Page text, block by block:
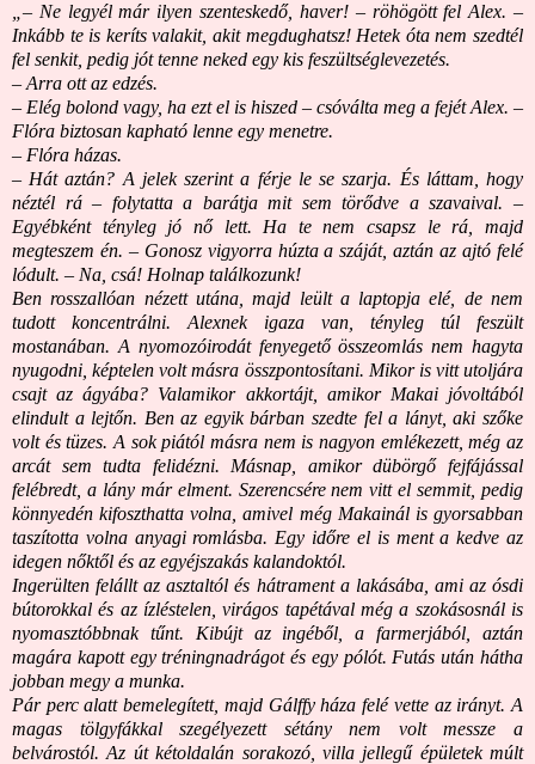
„– Ne legyél már ilyen szenteskedő, haver! ‒ röhögött fel Alex. ‒
Inkább te is keríts valakit, akit megdughatsz! Hetek óta nem szedtél
fel senkit, pedig jót tenne neked egy kis feszültséglevezetés.
– Arra ott az edzés.
– Elég bolond vagy, ha ezt el is hiszed – csóválta meg a fejét Alex. –
Flóra biztosan kapható lenne egy menetre.
– Flóra házas.
– Hát aztán? A jelek szerint a férje le se szarja. És láttam, hogy
néztél rá – folytatta a barátja mit sem törődve a szavaival. –
Egyébként tényleg jó nő lett. Ha te nem csapsz le rá, majd
megteszem én. – Gonosz vigyorra húzta a száját, aztán az ajtó felé
lódult. – Na, csá! Holnap találkozunk!
Ben rosszallóan nézett utána, majd leült a laptopja elé, de nem
tudott koncentrálni. Alexnek igaza van, tényleg túl feszült
mostanában. A nyomozóirodát fenyegető összeomlás nem hagyta
nyugodni, képtelen volt másra összpontosítani. Mikor is vitt utoljára
csajt az ágyába? Valamikor akkortájt, amikor Makai jóvoltából
elindult a lejtőn. Ben az egyik bárban szedte fel a lányt, aki szőke
volt és tüzes. A sok piától másra nem is nagyon emlékezett, még az
arcát sem tudta felidézni. Másnap, amikor dübörgő fejfájással
felébredt, a lány már elment. Szerencsére nem vitt el semmit, pedig
könnyedén kifoszthatta volna, amivel még Makainál is gyorsabban
taszította volna anyagi romlásba. Egy időre el is ment a kedve az
idegen nőktől és az egyéjszakás kalandoktól.
Ingerülten felállt az asztaltól és hátrament a lakásába, ami az ósdi
bútorokkal és az ízléstelen, virágos tapétával még a szokásosnál is
nyomasztóbbnak tűnt. Kibújt az ingéből, a farmerjából, aztán
magára kapott egy tréningnadrágot és egy pólót. Futás után hátha
jobban megy a munka.
Pár perc alatt bemelegített, majd Gálffy háza felé vette az irányt. A
magas tölgyfákkal szegélyezett sétány nem volt messze a
belvárostól. Az út kétoldalán sorakozó, villa jellegű épületek múlt